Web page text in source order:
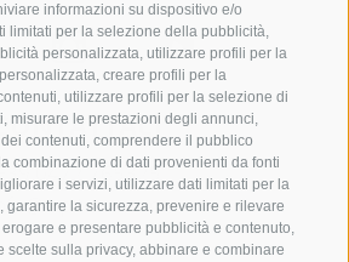
informazioni su dispositivo e/o
limitati per la selezione della pubblicità,
personalizzata, utilizzare profili per la
creare profili per la
utilizzare profili per la selezione di
misurare le prestazioni degli annunci,
contenuti, comprendere il pubblico
combinazione di dati provenienti da fonti
i servizi, utilizzare dati limitati per la
garantire la sicurezza, prevenire e rilevare
e presentare pubblicità e contenuto,
scelte sulla privacy, abbinare e combinare
+39 0472 765325